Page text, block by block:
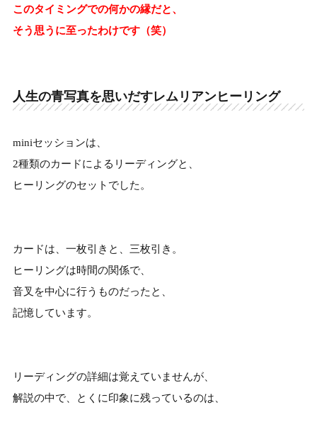
このタイミングでの何かの縁だと、
そう思うに至ったわけです（笑）
人生の青写真を思いだすレムリアンヒーリング
miniセッションは、
2種類のカードによるリーディングと、
ヒーリングのセットでした。
カードは、一枚引きと、三枚引き。
ヒーリングは時間の関係で、
音叉を中心に行うものだったと、
記憶しています。
リーディングの詳細は覚えていませんが、
解説の中で、とくに印象に残っているのは、